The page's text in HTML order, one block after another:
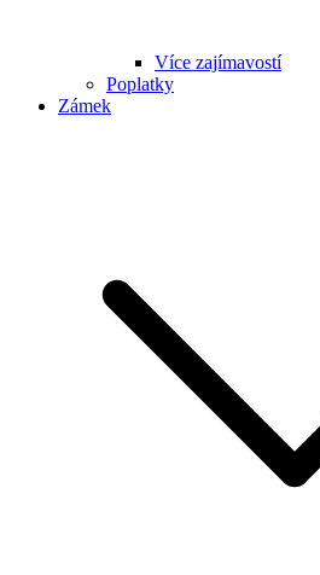
Více zajímavostí
Poplatky
Zámek